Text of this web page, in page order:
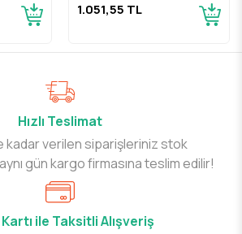
1.051,55 TL
Hızlı Teslimat
kadar verilen siparişleriniz stok
gün kargo firmasına teslim edilir!
ile Taksitli Alışveriş